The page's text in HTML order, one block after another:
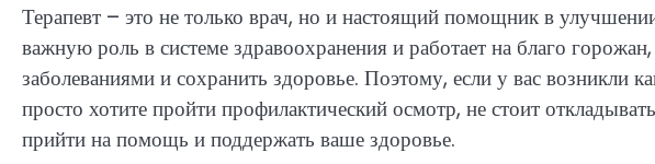
Терапевт – это не только врач, но и настоящий помощник в
важную роль в системе здравоохранения и работает на благо
заболеваниями и сохранить здоровье. Поэтому, если у вас
просто хотите пройти профилактический осмотр, не стоит
прийти на помощь и поддержать ваше здоровье.